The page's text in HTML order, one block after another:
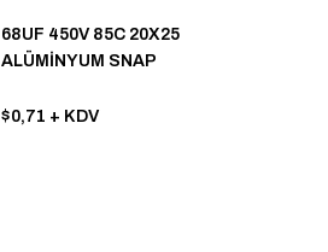
68UF 450V 85C 20X25
ALÜMİNYUM SNAP
$0,71 + KDV